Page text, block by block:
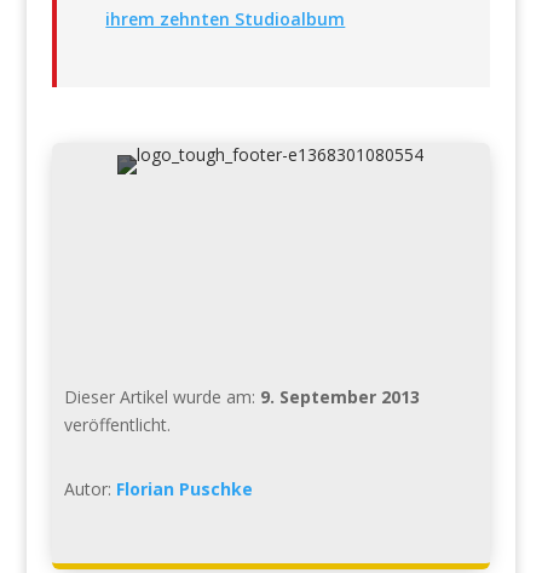
ihrem zehnten Studioalbum
Dieser Artikel wurde am: 9. September 2013
veröffentlicht.
Autor: Florian Puschke